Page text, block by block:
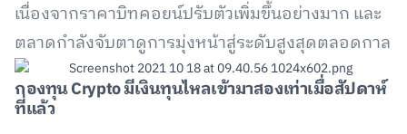
เนื่องจากราคาบิทคอยน์ปรับตัวเพิ่มขึ้นอย่างมาก และ
ตลาดกำลังจับตาดูการมุ่งหน้าสู่ระดับสูงสุดตลอดกาล
กองทุนCryptoมีเงินทุนไหลเข้ามาสองเท่าเมื่อสัปดาห์
ที่แล้ว